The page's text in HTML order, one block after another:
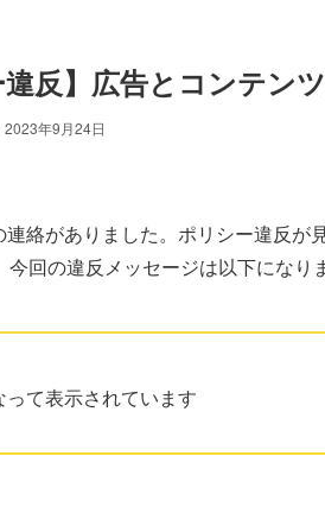
違反】広告とコンテン
2023年9月24日
絡がありました。ポリシー違反が
回の違反メッセージは以下になり
て表示されています